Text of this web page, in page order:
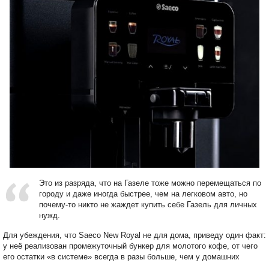
Это из разряда, что на Газеле тоже можно перемещаться по
городу и даже иногда быстрее, чем на легковом авто, но
почему-то никто не жаждет купить себе Газель для личных
нужд.
Для убеждения, что Saeco New Royal не для дома, приведу один факт:
у неё реализован промежуточный бункер для молотого кофе, от чего
его остатки «в системе» всегда в разы больше, чем у домашних